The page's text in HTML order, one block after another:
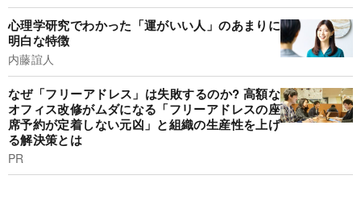
心理学研究でわかった「運がいい人」のあまりに
明白な特徴
内藤誼人
なぜ「フリーアドレス」は失敗するのか? 高額な
オフィス改修がムダになる「フリーアドレスの座
席予約が定着しない元凶」と組織の生産性を上げ
る解決策とは
PR